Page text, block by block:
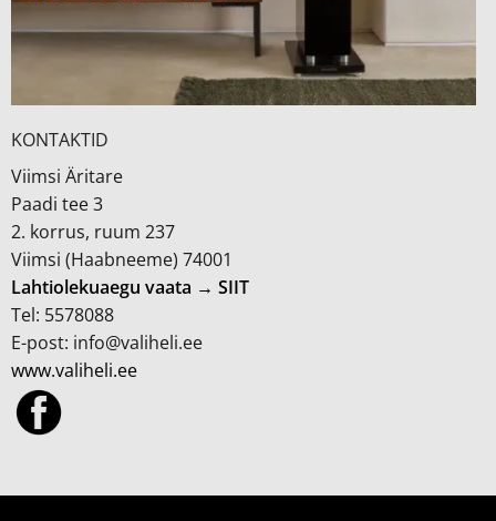
KONTAKTID
Viimsi Äritare
Paadi tee 3
2. korrus, ruum 237
Viimsi (Haabneeme) 74001
Lahtiolekuaegu vaata → SIIT
Tel: 5578088
E-post: info@valiheli.ee
www.valiheli.ee